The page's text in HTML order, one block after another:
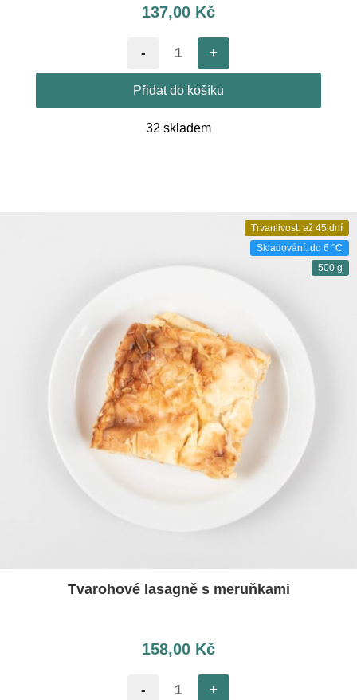
137,00 Kč
- +
Přidat do košíku
32 skladem
Trvanlivost: až 45 dní
Skladování: do 6 °C
500 g
Tvarohové lasagně s meruňkami
158,00 Kč
- +